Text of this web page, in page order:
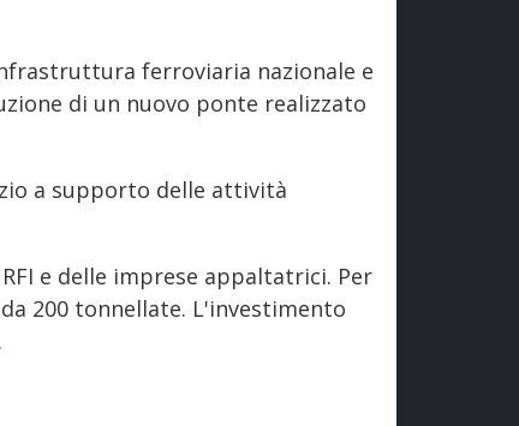
ferroviaria nazionale e
di un nuovo ponte realizzato
a supporto delle attività
e delle imprese appaltatrici. Per
200 tonnellate. L'investimento